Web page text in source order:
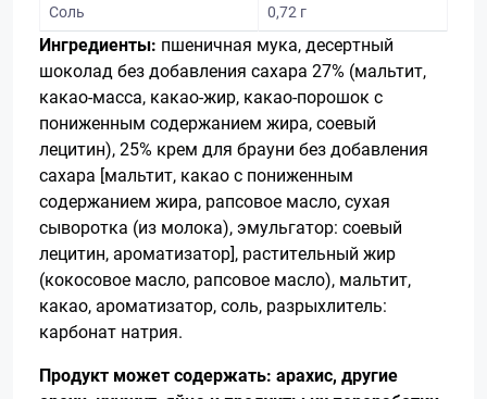
Соль
0,72 г
Ингредиенты: пшеничная мука, десертный
шоколад без добавления сахара 27% (мальтит,
какао-масса, какао-жир, какао-порошок с
пониженным содержанием жира, соевый
лецитин), 25% крем для брауни без добавления
сахара [мальтит, какао с пониженным
содержанием жира, рапсовое масло, сухая
сыворотка (из молока), эмульгатор: соевый
лецитин, ароматизатор], растительный жир
(кокосовое масло, рапсовое масло), мальтит,
какао, ароматизатор, соль, разрыхлитель:
карбонат натрия.
Продукт может содержать: арахис, другие